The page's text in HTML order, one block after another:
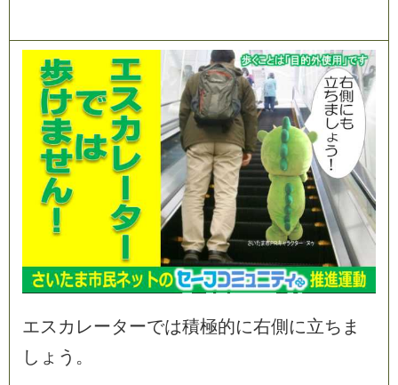
エス カ レーターでは積極的に右側 に立ち ま
し ょ う 。